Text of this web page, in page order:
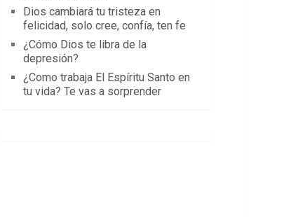
Dios cambiará tu tristeza en
felicidad, solo cree, confía, ten fe
¿Cómo Dios te libra de la
depresión?
¿Como trabaja El Espíritu Santo en
tu vida? Te vas a sorprender